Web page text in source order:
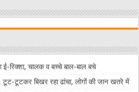
रिक्शा, चालक व बच्चे बाल-बाल बचे
टूट-टूटकर बिखर रहा ढांचा, लोगों की जान खतरे में